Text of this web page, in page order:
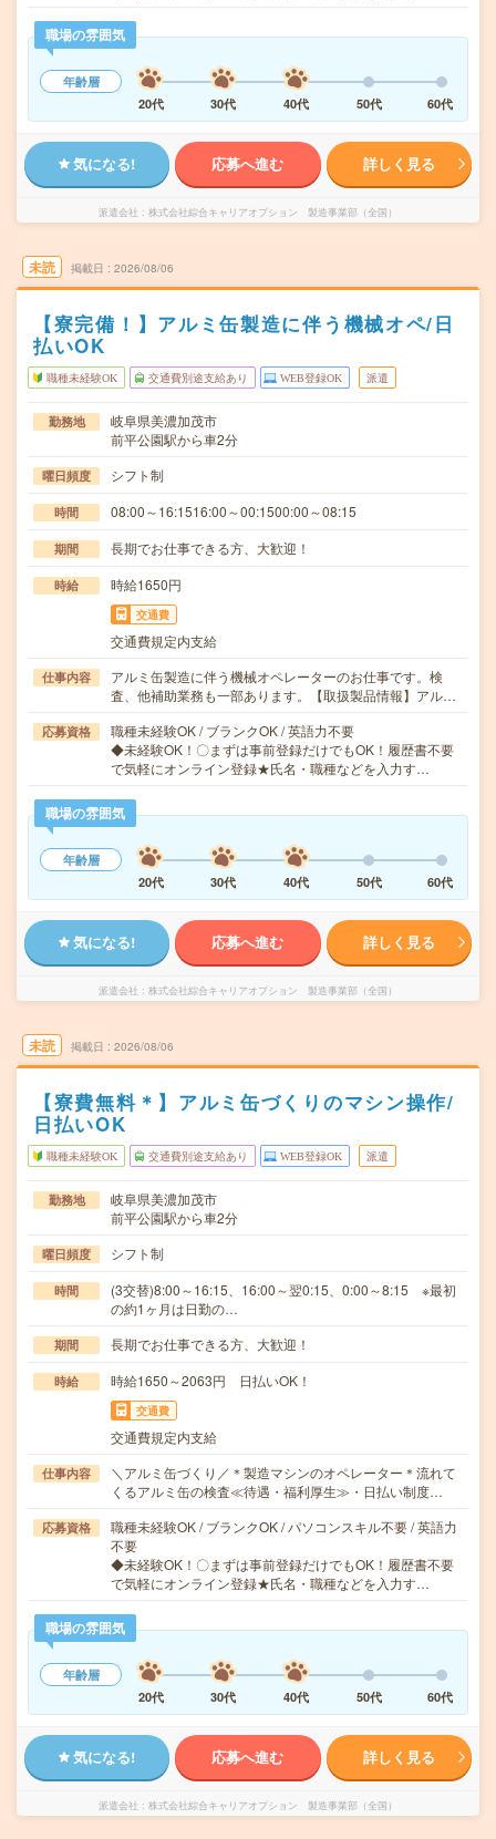
職場の雰囲気
年齢層
20代
30代 40代 50代 60代
気になる! 応募へ進む 詳しく見る
派遣会社 株式会社綜合キャリアオプション 製造事業部（全国）
未読 掲載日 2026/08/06
【寮完備！】アルミ缶製造に伴う機械オペ/日
払いOK
職種未経験OK 交通費別途支給あり WEB登録OK 派遣
勤務地
岐阜県美濃加茂市
前平公園駅から車2分
曜日頻度 シフト制
時間 08:00～16:1516:00～00:1500:00～08:15
期間 長期でお仕事できる方、大歓迎！
時給 時給1650円
交通費
交通費規定内支給
仕事内容
アルミ缶製造に伴う機械オペレーターのお仕事です。検
査、他補助業務も一部あります。【取扱製品情報】アル…
応募資格
職種未経験OK / ブランクOK / 英語力不要
◆未経験OK！〇まずは事前登録だけでもOK！履歴書不要
で気軽にオンライン登録★氏名・職種などを入力す…
職場の雰囲気
年齢層
20代
30代 40代 50代 60代
気になる! 応募へ進む 詳しく見る
派遣会社 株式会社綜合キャリアオプション 製造事業部（全国）
未読 掲載日 2026/08/06
【寮費無料＊】アルミ缶づくりのマシン操作/
日払いOK
職種未経験OK 交通費別途支給あり WEB登録OK 派遣
勤務地
岐阜県美濃加茂市
前平公園駅から車2分
曜日頻度 シフト制
時間
(3交替)8:00～16:15、16:00～翌0:15、0:00～8:15 ※最初
の約1ヶ月は日勤の…
期間 長期でお仕事できる方、大歓迎！
時給 時給1650～2063円 日払いOK！
交通費
交通費規定内支給
仕事内容
＼アルミ缶づくり／＊製造マシンのオペレーター＊流れて
くるアルミ缶の検査≪待遇・福利厚生≫・日払い制度…
応募資格
職種未経験OK / ブランクOK / パソコンスキル不要 / 英語力
不要
◆未経験OK！〇まずは事前登録だけでもOK！履歴書不要
で気軽にオンライン登録★氏名・職種などを入力す…
職場の雰囲気
年齢層
20代
30代 40代 50代 60代
気になる! 応募へ進む 詳しく見る
派遣会社 株式会社綜合キャリアオプション 製造事業部（全国）